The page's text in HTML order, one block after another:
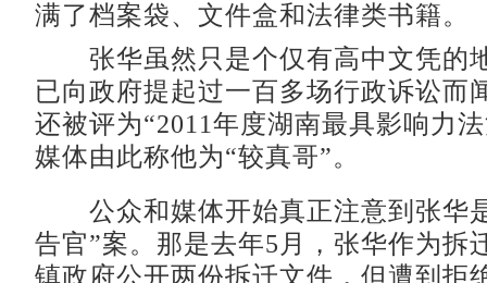
满了档案袋、文件盒和法律类书籍。
张华虽然只是个仅有高中文凭的
已向政府提起过一百多场行政诉讼而
还被评为“2011年度湖南最具影响力
媒体由此称他为“较真哥”。
公众和媒体开始真正注意到张华
告官”案。那是去年5月，张华作为拆
镇政府公开两份拆迁文件，但遭到拒